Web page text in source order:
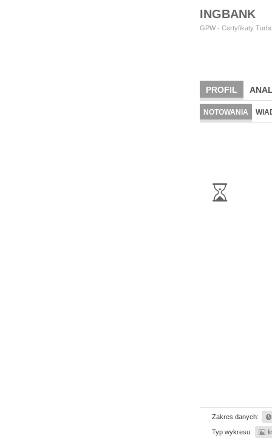
INGBANK
GPW - Certyfikaty
PROFIL
NOTOWANIA
Zakres danych:
Typ wykresu: